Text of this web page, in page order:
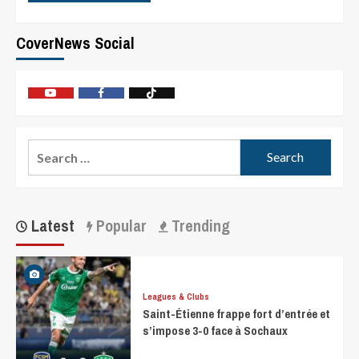
CoverNews Social
Latest Popular Trending
Leagues & Clubs
Saint-Étienne frappe fort d’entrée et
s’impose 3-0 face à Sochaux